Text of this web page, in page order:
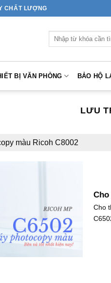
CHẤT LƯỢNG
Tìm
kiếm:
BỊ VĂN PHÒNG BẢO HỘ
LƯU
màu Ricoh C8002
Cho
Cho